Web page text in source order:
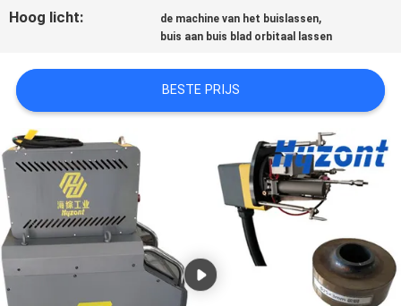
Hoog licht: de machine van het buislassen,
buis aan buis blad orbitaal lassen
BESTE PRIJS